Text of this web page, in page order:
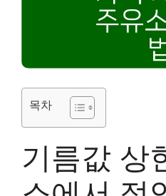
목차
기름값 상